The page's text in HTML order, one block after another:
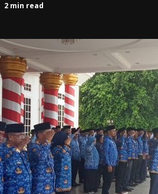
2 min read